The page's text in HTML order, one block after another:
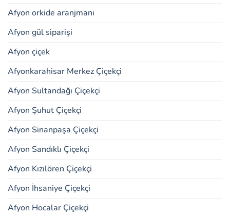
Afyon orkide aranjmanı
Afyon gül siparişi
Afyon çiçek
Afyonkarahisar Merkez Çiçekçi
Afyon Sultandağı Çiçekçi
Afyon Şuhut Çiçekçi
Afyon Sinanpaşa Çiçekçi
Afyon Sandıklı Çiçekçi
Afyon Kızılören Çiçekçi
Afyon İhsaniye Çiçekçi
Afyon Hocalar Çiçekçi